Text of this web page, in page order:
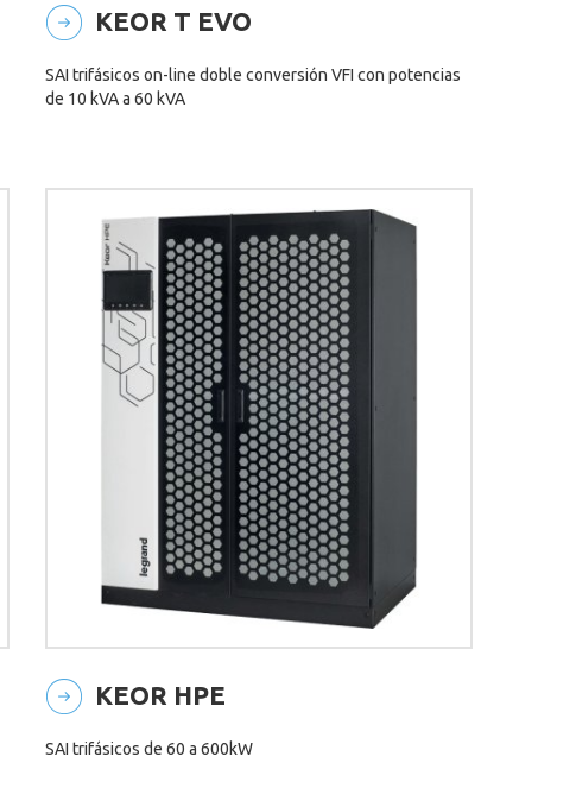
KEOR T EVO
SAI trifásicos on-line doble conversión VFI con potencias
de 10 kVA a 60 kVA
KEOR HPE
SAI trifásicos de 60 a 600kW